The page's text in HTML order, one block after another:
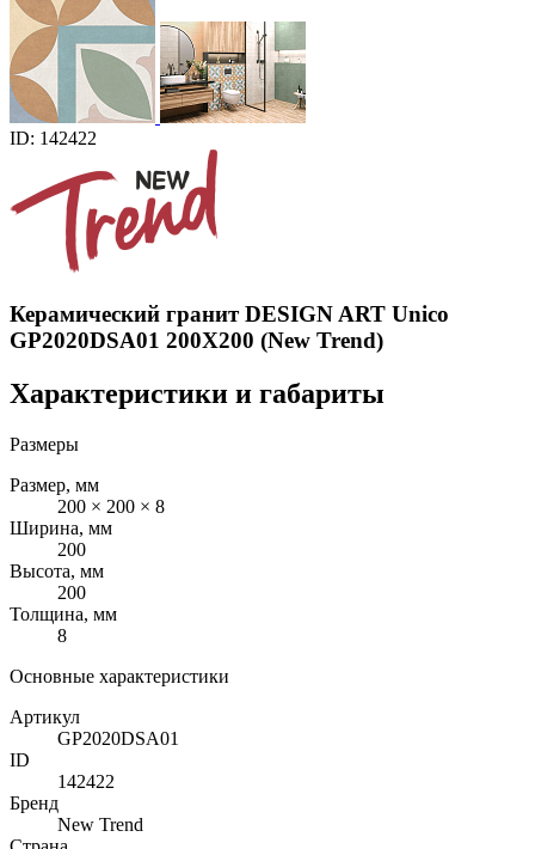
ID: 142422
Керамический гранит DESIGN ART Unico
GP2020DSA01 200X200 (New Trend)
Характеристики и габариты
Размеры
Размер, мм
200 × 200 × 8
Ширина, мм
200
Высота, мм
200
Толщина, мм
8
Основные характеристики
Артикул
GP2020DSA01
ID
142422
Бренд
New Trend